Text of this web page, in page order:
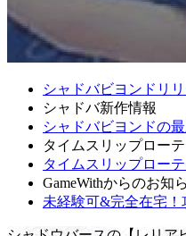
シャドバビヨンドリ
シャドバ新作情報
シャドバビヨンドの
タイムスリップロー
タイムスリップロー
GameWithからのお知
未経験可&完全在宅！